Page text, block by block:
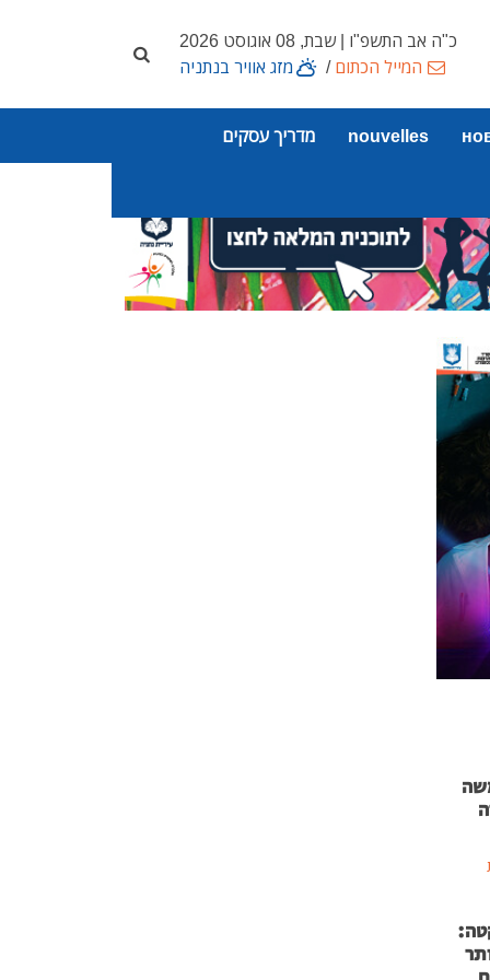
כ"ה אב התשפ"ו | שבת, 08 אוגוסט 2026
המייל הכתום/ מזג אוויר בנתניה
nouvelles מדריך עסקים
נמשה
אותר